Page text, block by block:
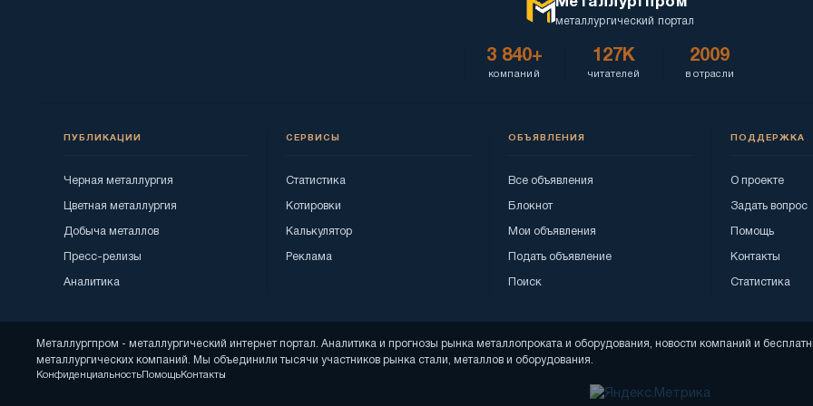
металлургический портал
3 840+
компаний
127K
читателей
2009
в отрасли
ПУБЛИКАЦИИ
Черная металлургия
Цветная металлургия
Добыча металлов
Пресс-релизы
Аналитика
СЕРВИСЫ
Статистика
Котировки
Калькулятор
Реклама
ОБЪЯВЛЕНИЯ
Все объявления
Блокнот
Мои объявления
Подать объявление
Поиск
ПОДДЕРЖКА
О проекте
Задать вопрос
Помощь
Контакты
Статистика
Металлургпром - металлургический интернет портал. Аналитика и прогнозы рынка металлопроката и оборудования, новости компаний и
металлургических компаний. Мы объединили тысячи участников рынка стали, металлов и оборудования.
Конфиденциальность Помощь Контакты